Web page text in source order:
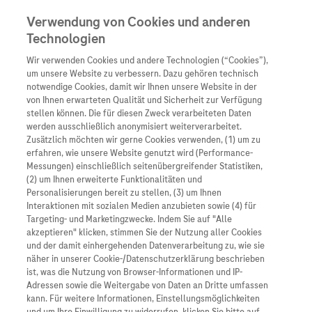
Unternehmen
Übersicht
Wer wir sind
Was uns antreibt
Unsere Standorte
Roche Stories
Events
Innovation
Übersicht
Forschung
Personalisierte
Digitalisierung
Blog Zukunftslabor
Übersicht
Unser Service für
Informationen zu
Diagnostik ist
Klinische Studien
Arzneimittel
Übersicht
Arzneimittel A-Z
Roche Pipeline
Roche Fachportal
Diagnostik
Kontakt
Presse
Karriere
Verwendung von Cookies und anderen
Technologien
Wir verwenden Cookies und andere Technologien (“Cookies”),
um unsere Website zu verbessern. Dazu gehören technisch
notwendige Cookies, damit wir Ihnen unsere Website in der
von Ihnen erwarteten Qualität und Sicherheit zur Verfügung
stellen können. Die für diesen Zweck verarbeiteten Daten
werden ausschließlich anonymisiert weiterverarbeitet.
Zusätzlich möchten wir gerne Cookies verwenden, (1) um zu
erfahren, wie unsere Website genutzt wird (Performance-
Messungen) einschließlich seitenübergreifender Statistiken,
(2) um Ihnen erweiterte Funktionalitäten und
Personalisierungen bereit zu stellen, (3) um Ihnen
Interaktionen mit sozialen Medien anzubieten sowie (4) für
Targeting- und Marketingzwecke. Indem Sie auf "Alle
akzeptieren" klicken, stimmen Sie der Nutzung aller Cookies
und der damit einhergehenden Datenverarbeitung zu, wie sie
näher in unserer Cookie-/Datenschutzerklärung beschrieben
ist, was die Nutzung von Browser-Informationen und IP-
Adressen sowie die Weitergabe von Daten an Dritte umfassen
kann. Für weitere Informationen, Einstellungsmöglichkeiten